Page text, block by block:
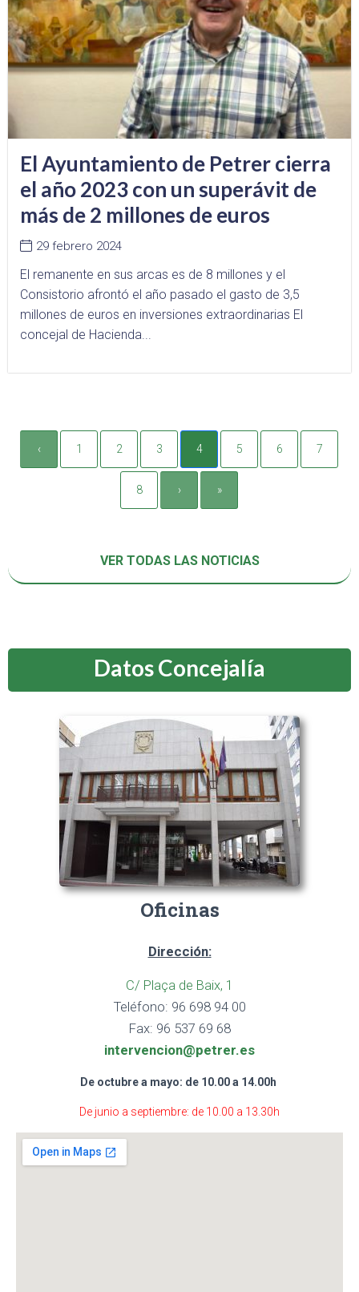
El Ayuntamiento de Petrer cierra
el año 2023 con un superávit de
más de 2 millones de euros
29 febrero 2024
El remanente en sus arcas es de 8 millones y el
Consistorio afrontó el año pasado el gasto de 3,5
millones de euros en inversiones extraordinarias El
concejal de Hacienda...
‹ 1 2 3 4 5 6 7
8 › »
VER TODAS LAS NOTICIAS
Datos Concejalía
Oficinas
Dirección:
C/ Plaça de Baix, 1
Teléfono: 96 698 94 00
Fax: 96 537 69 68
intervencion@petrer.es
De octubre a mayo: de 10.00 a 14.00h
De junio a septiembre: de 10.00 a 13.30h